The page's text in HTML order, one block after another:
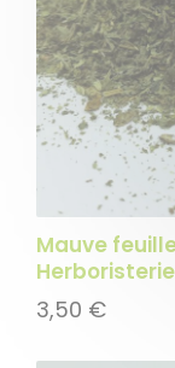
Mauve
3,50 €